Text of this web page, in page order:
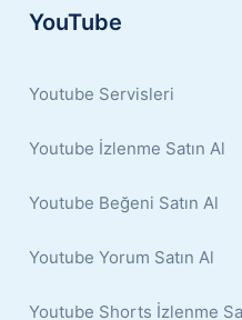
YouTube
Youtube Servisleri
Youtube İzlenme Satın Al
Youtube Beğeni Satın Al
Youtube Yorum Satın Al
Youtube Shorts İzlenme